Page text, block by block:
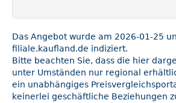
Das Angebot wurde am 2026-01-25
filiale.kaufland.de indiziert.
Bitte beachten Sie, dass die hier
unter Umständen nur regional
ein unabhängiges
keinerlei geschäftliche Beziehungen